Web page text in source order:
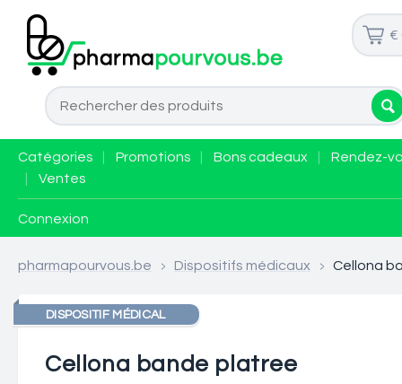
€
Catégories Promotions Bons cadeaux
Rendez-
Ventes
Connexion
pharmapourvous.be > Dispositifs médicaux > Cellona
DISPOSITIF MÉDICAL
Cellona bande platree